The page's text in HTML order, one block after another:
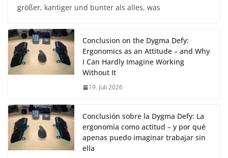
größer, kantiger und bunter als alles, was
Conclusion on the Dygma Defy:
Ergonomics as an Attitude – and Why
I Can Hardly Imagine Working
Without It
19. Juli 2026
Conclusión sobre la Dygma Defy: La
ergonomía como actitud – y por qué
apenas puedo imaginar trabajar sin
ella